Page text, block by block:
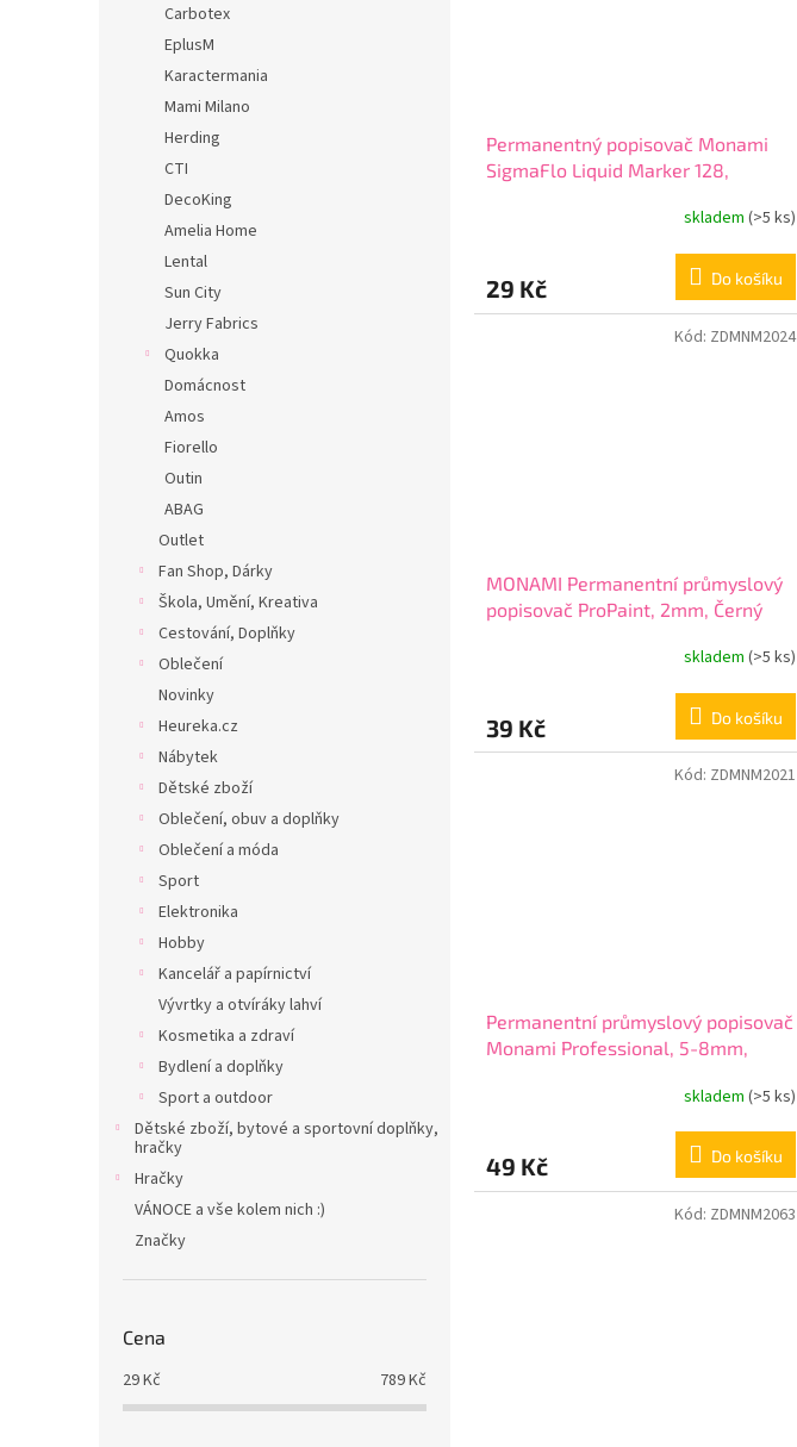
Carbotex
EplusM
Karactermania
Mami Milano
Herding
CTI
DecoKing
Amelia Home
Lental
Sun City
Jerry Fabrics
Quokka
Domácnost
Amos
Fiorello
Outin
ABAG
Outlet
Fan Shop, Dárky
Škola, Umění, Kreativa
Cestování, Doplňky
Oblečení
Novinky
Heureka.cz
Nábytek
Dětské zboží
Oblečení, obuv a doplňky
Oblečení a móda
Sport
Elektronika
Hobby
Kancelář a papírnictví
Vývrtky a otvíráky lahví
Kosmetika a zdraví
Bydlení a doplňky
Sport a outdoor
Dětské zboží, bytové a sportovní doplňky,
hračky
Hračky
VÁNOCE a vše kolem nich :)
Značky
Cena
29Kč 789Kč
Permanentný popisovač Monami
SigmaFlo Liquid Marker 128,
skladem (>5 ks)
29 Kč Do košíku
MONAMI Permanentní průmyslový
popisovač ProPaint, 2mm, Černý
skladem (>5 ks)
39 Kč Do košíku
Kód: ZDMNM2024
Permanentní průmyslový popisovač
Monami Professional, 5-8mm,
skladem (>5 ks)
49 Kč Do košíku
Kód: ZDMNM2021
Kód: ZDMNM2063